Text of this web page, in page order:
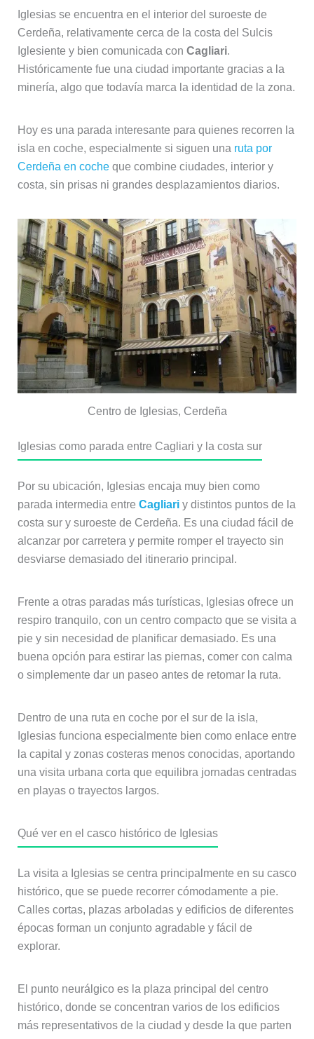
Iglesias se encuentra en el interior del suroeste de
Cerdeña, relativamente cerca de la costa del Sulcis
Iglesiente y bien comunicada con Cagliari.
Históricamente fue una ciudad importante gracias a la
minería, algo que todavía marca la identidad de la zona.
Hoy es una parada interesante para quienes recorren la
isla en coche, especialmente si siguen una ruta por
Cerdeña en cocheque combine ciudades, interior y
costa, sin prisas ni grandes desplazamientos diarios.
Centro de Iglesias, Cerdeña
Iglesias como parada entre Cagliari y la costa sur
Por su ubicación, Iglesias encaja muy bien como
parada intermedia entre Cagliariy distintos puntos de la
costa sur y suroeste de Cerdeña. Es una ciudad fácil de
alcanzar por carretera y permite romper el trayecto sin
desviarse demasiado del itinerario principal.
Frente a otras paradas más turísticas, Iglesias ofrece un
respiro tranquilo, con un centro compacto que se visita a
pie y sin necesidad de planificar demasiado. Es una
buena opción para estirar las piernas, comer con calma
o simplemente dar un paseo antes de retomar la ruta.
Dentro de una ruta en coche por el sur de la isla,
Iglesias funciona especialmente bien como enlace entre
la capital y zonas costeras menos conocidas, aportando
una visita urbana corta que equilibra jornadas centradas
en playas o trayectos largos.
Qué ver en el casco histórico de Iglesias
La visita a Iglesias se centra principalmente en su casco
histórico, que se puede recorrer cómodamente a pie.
Calles cortas, plazas arboladas y edificios de diferentes
épocas forman un conjunto agradable y fácil de
explorar.
El punto neurálgico es la plaza principal del centro
histórico, donde se concentran varios de los edificios
más representativos de la ciudad y desde la que parten